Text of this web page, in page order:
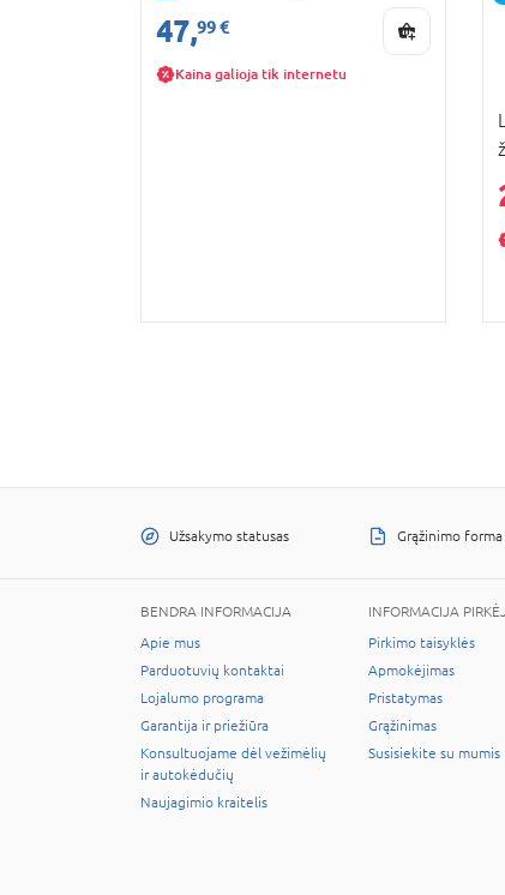
47,99 €
Kaina galioja tik internetu
Užsakymo statusas Grąžinimo forma
BENDRA INFORMACIJA
Apie mus
Parduotuvių kontaktai
Lojalumo programa
Garantija ir priežiūra
Konsultuojame dėl vežimėlių
ir autokėdučių
Naujagimio kraitelis
INFORMACIJA
Pirkimo taisyklės
Apmokėjimas
Pristatymas
Grąžinimas
Susisiekite su mumis